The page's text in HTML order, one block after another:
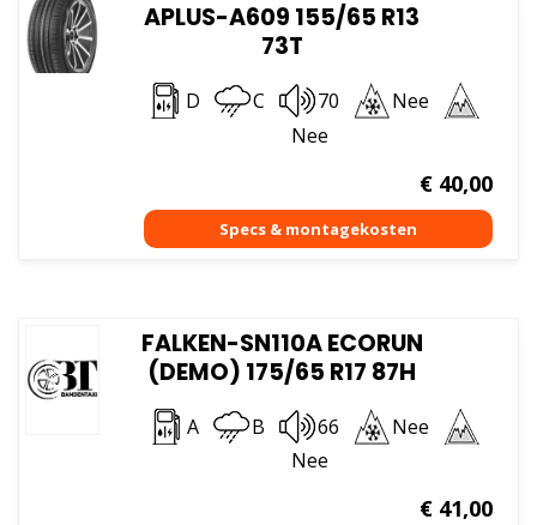
APLUS-A609 155/65 R13
73T
D C 70
Nee
Nee
€40,00
FALKEN-SN110A ECORUN
(DEMO) 175/65 R17 87H
A B 66
Nee
Nee
€41,00